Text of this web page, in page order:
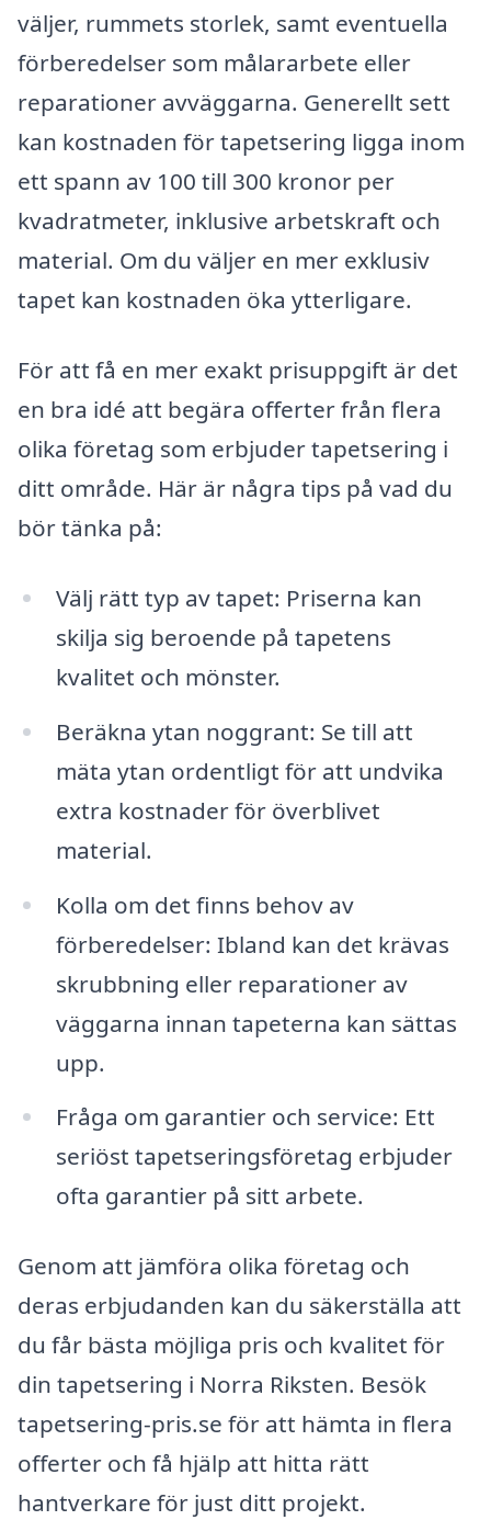
väljer, rummets storlek, samt eventuella
förberedelser som målararbete eller
reparationer avväggarna. Generellt sett
kan kostnaden för tapetsering ligga inom
ett spann av 100 till 300 kronor per
kvadratmeter, inklusive arbetskraft och
material. Om du väljer en mer exklusiv
tapet kan kostnaden öka ytterligare.
För att få en mer exakt prisuppgift är det
en bra idé att begära offerter från flera
olika företag som erbjuder tapetsering i
ditt område. Här är några tips på vad du
bör tänka på:
Välj rätt typ av tapet: Priserna kan
skilja sig beroende på tapetens
kvalitet och mönster.
Beräkna ytan noggrant: Se till att
mäta ytan ordentligt för att undvika
extra kostnader för överblivet
material.
Kolla om det finns behov av
förberedelser: Ibland kan det krävas
skrubbning eller reparationer av
väggarna innan tapeterna kan sättas
upp.
Fråga om garantier och service: Ett
seriöst tapetseringsföretag erbjuder
ofta garantier på sitt arbete.
Genom att jämföra olika företag och
deras erbjudanden kan du säkerställa att
du får bästa möjliga pris och kvalitet för
din tapetsering i Norra Riksten. Besök
tapetsering-pris.se för att hämta in flera
offerter och få hjälp att hitta rätt
hantverkare för just ditt projekt.